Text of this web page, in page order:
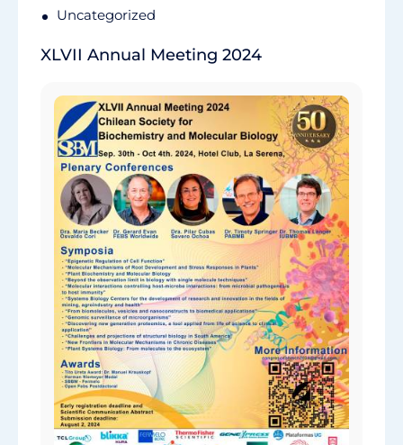
Uncategorized
XLVII Annual Meeting 2024